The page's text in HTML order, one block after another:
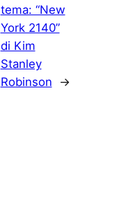
tema: “New
York 2140”
di Kim
Stanley
Robinson
→